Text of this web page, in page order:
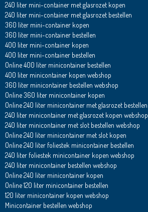
240 liter mini-container met glasrozet kopen
240 liter mini-container met glasrozet bestellen
360 liter mini-container kopen
360 liter mini-container bestellen
400 liter mini-container kopen
400 liter mini-container bestellen
Online 400 liter minicontainer bestellen
400 liter minicontainer kopen webshop
360 liter minicontainer bestellen webshop
Online 360 liter minicontainer kopen
Online 240 liter minicontainer met glasrozet bestellen
240 liter minicontainer met glasrozet kopen webshop
240 liter minicontainer met slot bestellen webshop
Online 240 liter minicontainer met slot kopen
Online 240 liter foliestek minicontainer bestellen
240 liter foliestek minicontainer kopen webshop
240 liter minicontainer bestellen webshop
Online 240 liter minicontainer kopen
Online 120 liter minicontainer bestellen
120 liter minicontainer kopen webshop
Minicontainer bestellen webshop